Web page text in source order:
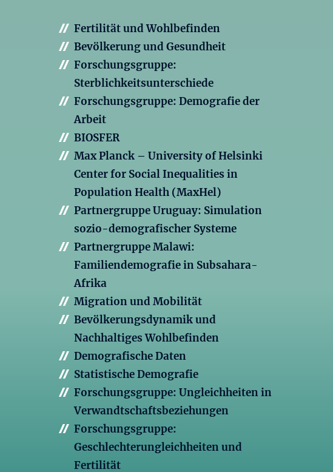
Fertilität und Wohlbefinden
Bevölkerung und Gesundheit
Forschungsgruppe:
Sterblichkeitsunterschiede
Forschungsgruppe: Demografie der
Arbeit
BIOSFER
Max Planck – University of Helsinki
Center for Social Inequalities in
Population Health (MaxHel)
Partnergruppe Uruguay: Simulation
sozio-demografischer Systeme
Partnergruppe Malawi:
Familiendemografie in Subsahara-
Afrika
Migration und Mobilität
Bevölkerungsdynamik und
Nachhaltiges Wohlbefinden
Demografische Daten
Statistische Demografie
Forschungsgruppe: Ungleichheiten in
Verwandtschaftsbeziehungen
Forschungsgruppe:
Geschlechterungleichheiten und
Fertilität